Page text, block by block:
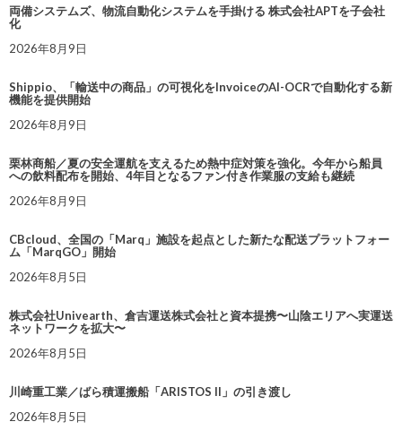
両備システムズ、物流自動化システムを手掛ける 株式会社APTを子会社
化
2026年8月9日
Shippio、「輸送中の商品」の可視化をInvoiceのAI-OCRで自動化する新
機能を提供開始
2026年8月9日
栗林商船／夏の安全運航を支えるため熱中症対策を強化。今年から船員
への飲料配布を開始、4年目となるファン付き作業服の支給も継続
2026年8月9日
CBcloud、全国の「Marq」施設を起点とした新たな配送プラットフォー
ム「MarqGO」開始
2026年8月5日
株式会社Univearth、倉吉運送株式会社と資本提携〜山陰エリアへ実運送
ネットワークを拡大〜
2026年8月5日
川崎重工業／ばら積運搬船「ARISTOS II」の引き渡し
2026年8月5日